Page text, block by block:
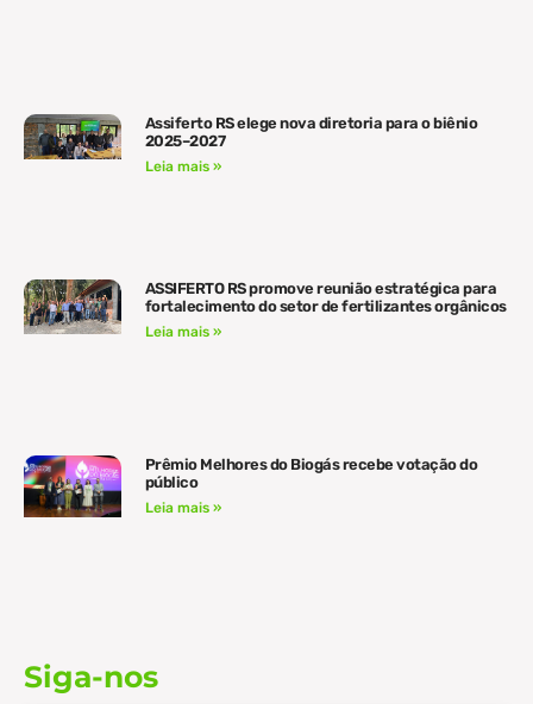
Assiferto RS elege nova diretoria para o biênio
2025–2027
Leia mais »
ASSIFERTO RS promove reunião estratégica para
fortalecimento do setor de fertilizantes orgânicos
Leia mais »
Prêmio Melhores do Biogás recebe votação do
público
Leia mais »
Siga-nos